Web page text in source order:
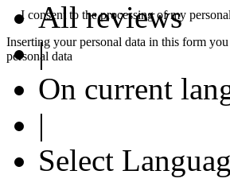
I consent to the processing of my
Inserting your personal data in this form
personal data
All reviews
|
On current
|
Select